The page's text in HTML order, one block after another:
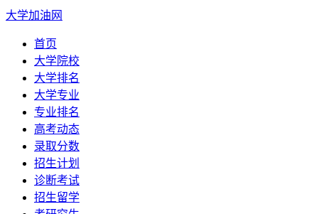
大学加油网
首页
大学院校
大学排名
大学专业
专业排名
高考动态
录取分数
招生计划
诊断考试
招生留学